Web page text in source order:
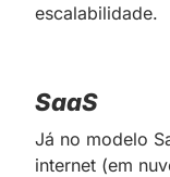
escalabilidade.
SaaS
Já no modelo
internet (em